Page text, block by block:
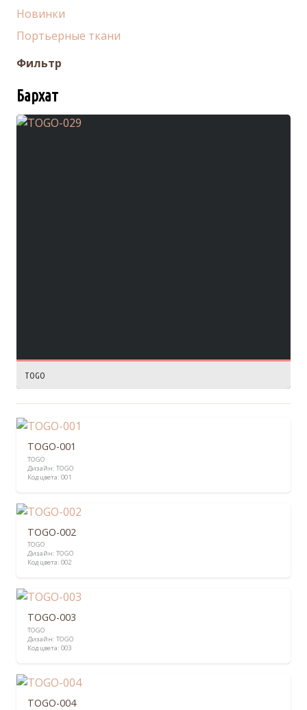
Бархат
TOGO
TOGO-001
TOGO
Дизайн: TOGO
Код цвета: 001
TOGO-002
TOGO
Дизайн: TOGO
Код цвета: 002
TOGO-003
TOGO
Дизайн: TOGO
Код цвета: 003
TOGO-004
Новинки
Портьерные ткани
Фильтр